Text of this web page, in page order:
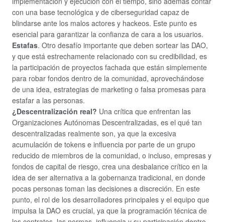
con una base tecnológica y de ciberseguridad capaz de
blindarse ante los malos actores y hackeos. Este punto es
esencial para garantizar la confianza de cara a los usuarios.
Estafas. Otro desafío importante que deben sortear las DAO,
y que está estrechamente relacionado con su credibilidad, es
la participación de proyectos fachada que están simplemente
para robar fondos dentro de la comunidad, aprovechándose
de una idea, estrategias de marketing o falsa promesas para
estafar a las personas.
¿Descentralización real? Una crítica que enfrentan las
Organizaciones Autónomas Descentralizadas, es el qué tan
descentralizadas realmente son, ya que la excesiva
acumulación de tokens e influencia por parte de un grupo
reducido de miembros de la comunidad, o incluso, empresas y
fondos de capital de riesgo, crea una desbalance crítico en la
idea de ser alternativa a la gobernanza tradicional, en donde
pocas personas toman las decisiones a discreción. En este
punto, el rol de los desarrolladores principales y el equipo que
impulsa la DAO es crucial, ya que la programación técnica de